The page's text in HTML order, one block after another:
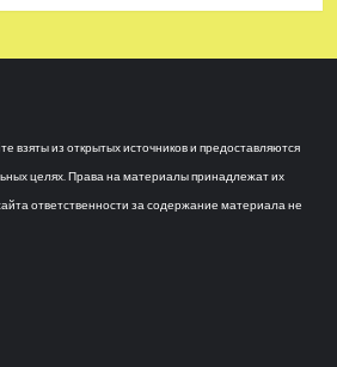
взяты из открытых источников и предоставляются
целях. Права на материалы принадлежат их
ответственности за содержание материала не